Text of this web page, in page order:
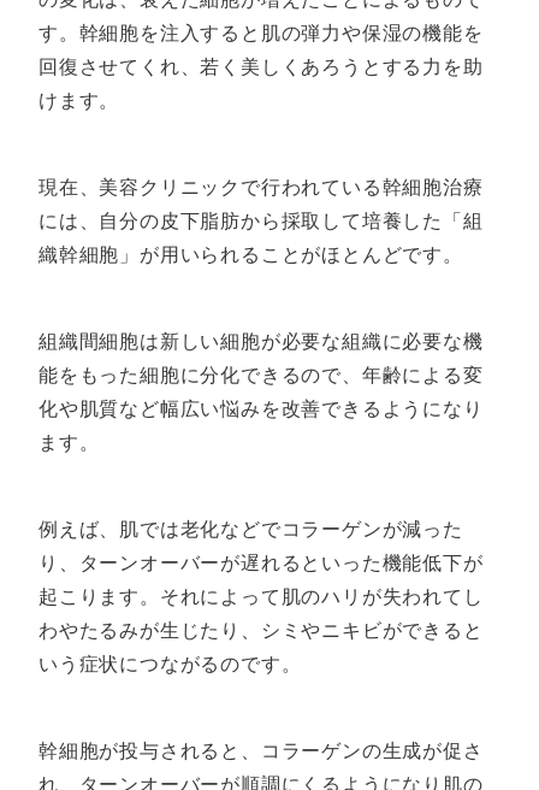
す。幹細胞を注入すると肌の弾力や保湿の機能を
回復させてくれ、若く美しくあろうとする力を助
けます。
現在、美容クリニックで行われている幹細胞治療
には、自分の皮下脂肪から採取して培養した「組
織幹細胞」が用いられることがほとんどです。
組織間細胞は新しい細胞が必要な組織に必要な機
能をもった細胞に分化できるので、年齢による変
化や肌質など幅広い悩みを改善できるようになり
ます。
例えば、肌では老化などでコラーゲンが減った
り、ターンオーバーが遅れるといった機能低下が
起こります。それによって肌のハリが失われてし
わやたるみが生じたり、シミやニキビができると
いう症状につながるのです。
幹細胞が投与されると、コラーゲンの生成が促さ
れ、ターンオーバーが順調にくるようになり肌の